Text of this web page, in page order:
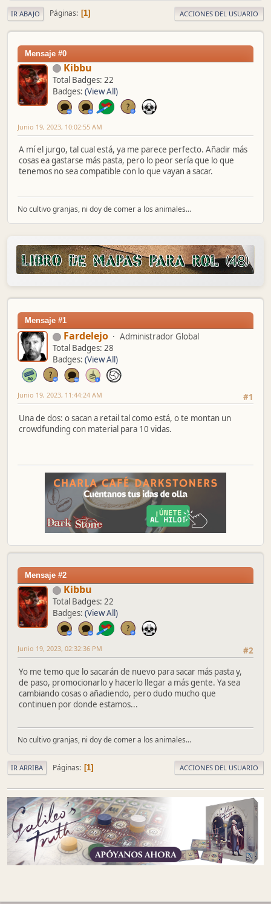
IR ABAJO Páginas 1 ACCIONES DEL USUARIO
Mensaje #0
Kibbu
Total Badges: 22
Badges: (View All)
Junio 19, 2023, 10:02:55 AM
A mí el jurgo, tal cual está, ya me parece perfecto. Añadir más
cosas ea gastarse más pasta, pero lo peor sería que lo que
tenemos no sea compatible con lo que vayan a sacar.
No cultivo granjas, ni doy de comer a los animales...
Mensaje #1
Fardelejo
Administrador Global
Total Badges: 28
Badges: (View All)
#1
Junio 19, 2023, 11:44:24 AM
Una de dos: o sacan a retail tal como está, o te montan un
crowdfunding con material para 10 vidas.
Mensaje #2
Kibbu
Total Badges: 22
Badges: (View All)
#2
Junio 19, 2023, 02:32:36 PM
Yo me temo que lo sacarán de nuevo para sacar más pasta y,
de paso, promocionarlo y hacerlo llegar a más gente. Ya sea
cambiando cosas o añadiendo, pero dudo mucho que
continuen por donde estamos...
No cultivo granjas, ni doy de comer a los animales...
IR ARRIBA Páginas 1 ACCIONES DEL USUARIO